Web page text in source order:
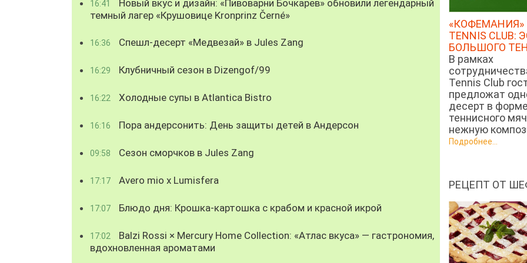
16:41
Новый вкус и дизайн: «Пивоварни Бочкарев» обновили легендарный
темный лагер «Крушовице Kronprinz Černé»
16:36 Спешл-десерт «Медвезай» в Jules Zang
16:29 Клубничный сезон в Dizengof/99
16:22 Холодные супы в Atlantica Bistro
16:16 Пора андерсонить: День защиты детей в Андерсон
09:58 Сезон сморчков в Jules Zang
17:17 Avero mio x Lumisfera
17:07 Блюдо дня: Крошка-картошка с крабом и красной икрой
17:02
Balzi Rossi × Mercury Home Collection: «Атлас вкуса» — гастрономия,
вдохновленная ароматами
«КОФЕМАНИЯ»
TENNIS CLUB:
БОЛЬШОГО
В рамках
Tennis Club
предложат
десерт в форме
теннисного
нежную
Подробнее...
РЕЦЕПТ ОТ